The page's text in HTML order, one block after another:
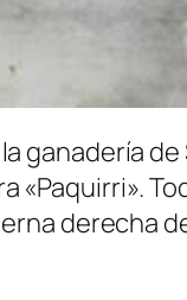
ganadería
«Paquirri».
derecha